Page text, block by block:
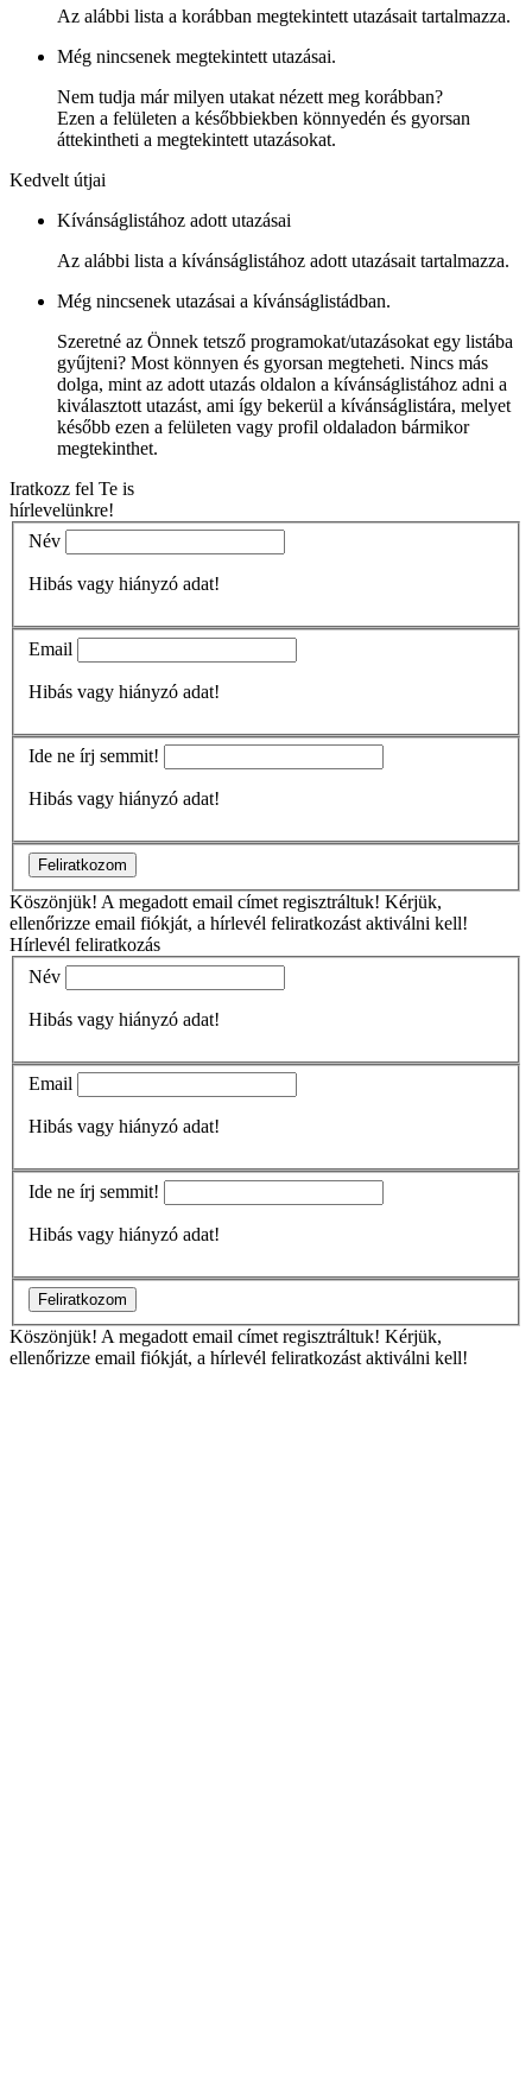
Az alábbi lista a korábban megtekintett utazásait tartalmazza.
Még nincsenek megtekintett utazásai.
Nem tudja már milyen utakat nézett meg korábban?
Ezen a felületen a későbbiekben könnyedén és gyorsan
áttekintheti a megtekintett utazásokat.
Kedvelt útjai
Kívánságlistához adott utazásai
Az alábbi lista a kívánságlistához adott utazásait tartalmazza.
Még nincsenek utazásai a kívánságlistádban.
Szeretné az Önnek tetsző programokat/utazásokat egy listába
gyűjteni? Most könnyen és gyorsan megteheti. Nincs más
dolga, mint az adott utazás oldalon a kívánságlistához adni a
kiválasztott utazást, ami így bekerül a kívánságlistára, melyet
később ezen a felületen vagy profil oldaladon bármikor
megtekinthet.
Iratkozz fel Te is
hírlevelünkre!
Név
Hibás vagy hiányzó adat!
Email
Hibás vagy hiányzó adat!
Ide ne írj semmit!
Hibás vagy hiányzó adat!
Feliratkozom
Köszönjük! A megadott email címet regisztráltuk! Kérjük,
ellenőrizze email fiókját, a hírlevél feliratkozást aktiválni kell!
Hírlevél feliratkozás
Név
Hibás vagy hiányzó adat!
Email
Hibás vagy hiányzó adat!
Ide ne írj semmit!
Hibás vagy hiányzó adat!
Feliratkozom
Köszönjük! A megadott email címet regisztráltuk! Kérjük,
ellenőrizze email fiókját, a hírlevél feliratkozást aktiválni kell!